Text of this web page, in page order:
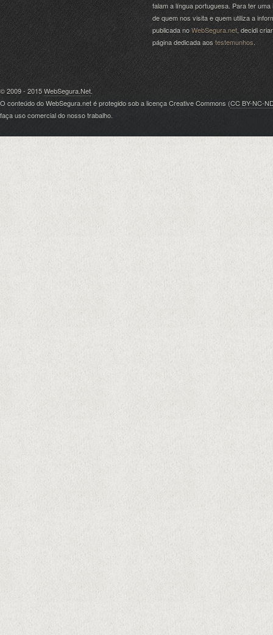
falam a língua portuguesa. Para ter uma
de quem nos visita e quem utiliza a
publicada noWebSegura.net , decidi
página dedicada aos testemunhos
© 2009 - 2015WebSegura.Net.
O conteúdo do WebSegura.net é protegido sob a licença Creative Commons (CC BY-NC-
faça uso comercial do nosso trabalho.